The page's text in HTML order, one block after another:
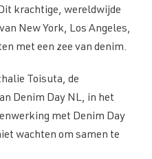
krachtige, wereldwijde
New York, Los Angeles,
met een zee van denim.
Toisuta, de
Denim Day NL, in het
met Denim Day
wachten om samen te